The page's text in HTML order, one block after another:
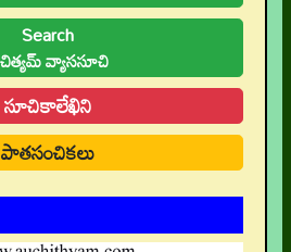
Search
ఔచిత్యమ్ వ్యాససూచి
సూచికాలేఖిని
పాతసంచికలు